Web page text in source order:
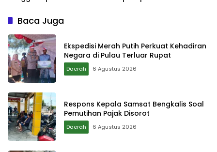
Baca Juga
Ekspedisi Merah Putih Perkuat Kehadiran
Negara di Pulau Terluar Rupat
Daerah 6 Agustus 2026
Respons Kepala Samsat Bengkalis Soal
Pemutihan Pajak Disorot
Daerah 6 Agustus 2026